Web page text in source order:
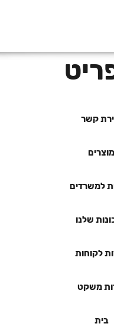
קשר
מוצרים
למשרדים
שלנו
לקוחות
משקט
בית